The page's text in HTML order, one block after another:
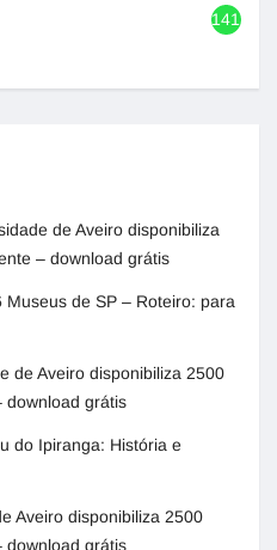
1417
de Aveiro disponibiliza
– download grátis
Museus de SP – Roteiro: para
de Aveiro disponibiliza 2500
download grátis
do Ipiranga: História e
Aveiro disponibiliza 2500
download grátis